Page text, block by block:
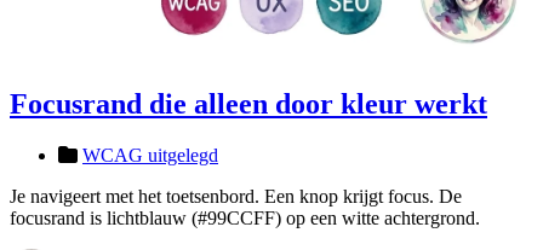
Focusrand die alleen door kleur werkt
WCAG uitgelegd
Je navigeert met het toetsenbord. Een knop krijgt focus. De
focusrand is lichtblauw (#99CCFF) op een witte achtergrond.